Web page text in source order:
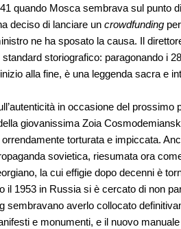
quando Mosca sembrava sul punto
deciso di lanciare un crowdfunding
ne ha sposato la causa. Il
storiografico: paragonando i
alla fine, è una leggenda sacra e
in occasione del prossimo
giovanissima Zoia
torturata e impiccata.
sovietica, riesumata ora
la cui effigie dopo decenni è
il 1953 in Russia si è cercato di non
sembravano averlo collocato
e monumenti, e il nuovo